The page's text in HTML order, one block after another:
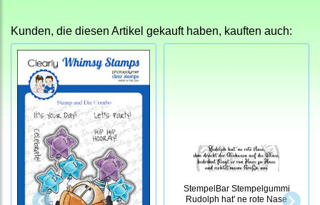
Kunden, die diesen Artikel gekauft haben, kauften auch:
StempelBar Stempelgummi
Rudolph hat' ne rote Nase